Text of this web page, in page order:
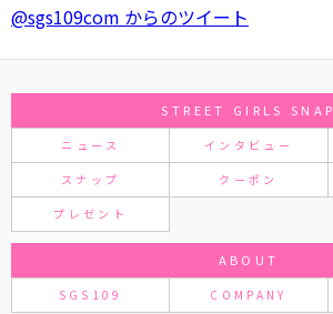
@sgs109com からのツイート
STREET GIRLS SNAP
ニュース インタビュー
スナップ クーポン
プレゼント
ABOUT
SGS109 COMPANY